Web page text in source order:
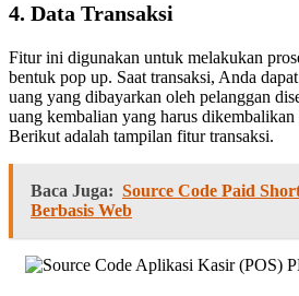
4. Data Transaksi
Fitur ini digunakan untuk melakukan
bentuk pop up. Saat transaksi, Anda
uang yang dibayarkan oleh pelanggan
uang kembalian yang harus
Berikut adalah tampilan fitur transaksi.
Baca Juga: Source Code Paid
Berbasis Web